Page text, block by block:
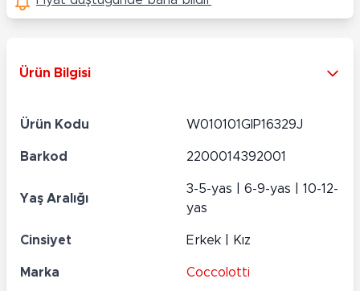
Ürün Bilgisi
Ürün Kodu W010101GIP16329J
Barkod 2200014392001
Yaş Aralığı
3-5-yas | 6-9-yas | 10-12-
yas
Cinsiyet Erkek | Kız
Marka Coccolotti